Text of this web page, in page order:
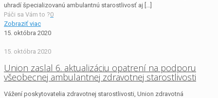
uhradí špecializovanú ambulantnú starostlivosť aj […]
Páči sa Vám to ?0
Zobraziť viac
15. októbra 2020
15. októbra 2020
Union zaslal 6. aktualizáciu opatrení na podporu
všeobecnej ambulantnej zdravotnej starostlivosti
Vážení poskytovatelia zdravotnej starostlivosti, Union zdravotná